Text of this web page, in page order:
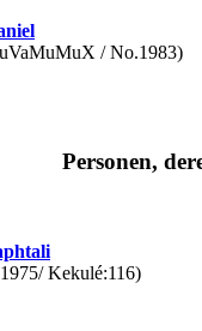
/ No.1983)
Personen,
Kekulé:116)